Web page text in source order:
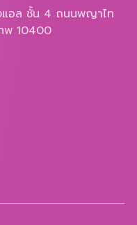
แอล ชั้น 4 ถนนพญาไท
พ 10400